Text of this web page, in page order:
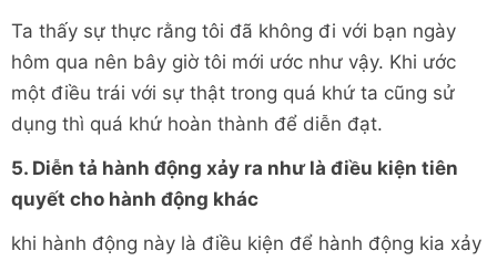
Ta thấy sự thực rằng tôi đã không đi với bạn ngày
hôm qua nên bây giờ tôi mới ước như vậy. Khi ước
một điều trái với sự thật trong quá khứ ta cũng sử
dụng thì quá khứ hoàn thành để diễn đạt.
5. Diễn tả hành động xảy ra như là điều kiện tiên
quyết cho hành động khác
khi hành động này là điều kiện để hành động kia xảy